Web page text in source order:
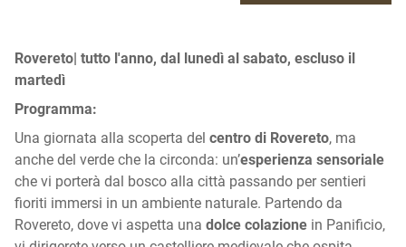
Rovereto| tutto l'anno, dal lunedì al sabato, escluso il
martedì
Programma:
Una giornata alla scoperta del centro di Rovereto, ma
anche del verde che la circonda: un’esperienza sensoriale
che vi porterà dal bosco alla città passando per sentieri
fioriti immersi in un ambiente naturale. Partendo da
Rovereto, dove vi aspetta una dolce colazione in Panificio,